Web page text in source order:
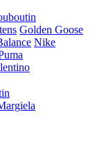
Golden Goose
Nike